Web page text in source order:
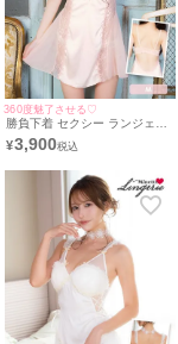
360度魅了させる♡
勝負下着 セクシー ランジェリ
ー サイドシアーレース バック
シャン サテン ベビードール
¥3,900